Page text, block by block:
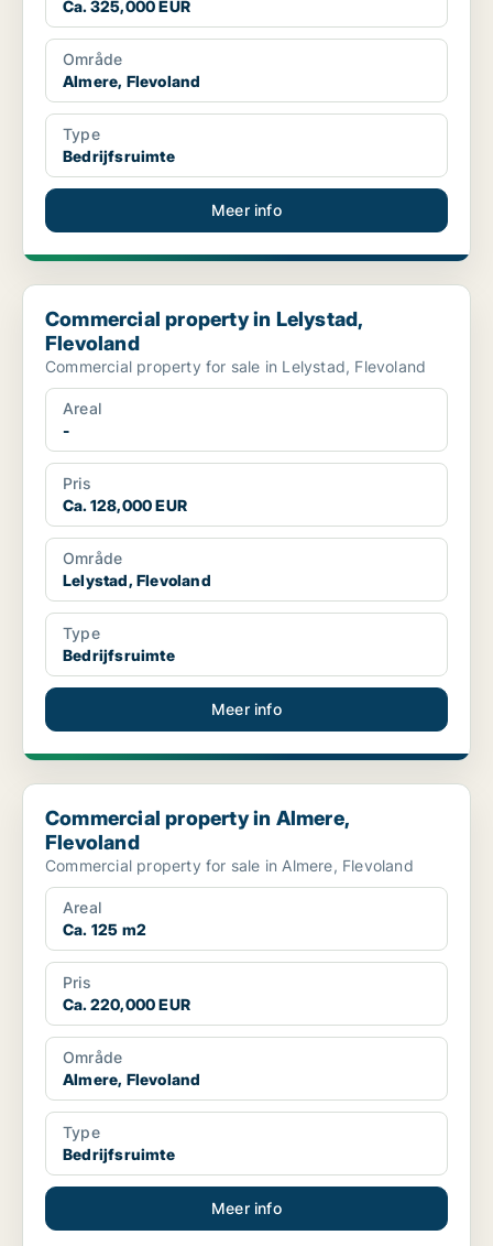
Ca. 325,000 EUR
Område
Almere, Flevoland
Type
Bedrijfsruimte
Meer info
Commercial property in Lelystad, Flevoland
Commercial property in Lelystad,
Flevoland
Commercial property for sale in Lelystad, Flevoland
Areal
-
Pris
Ca. 128,000 EUR
Område
Lelystad, Flevoland
Type
Bedrijfsruimte
Meer info
Commercial property in Almere, Flevoland
Commercial property in Almere,
Flevoland
Commercial property for sale in Almere, Flevoland
Areal
Ca. 125 m2
Pris
Ca. 220,000 EUR
Område
Almere, Flevoland
Type
Bedrijfsruimte
Meer info